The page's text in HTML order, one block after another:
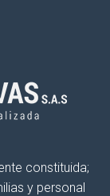
constituida;
y personal